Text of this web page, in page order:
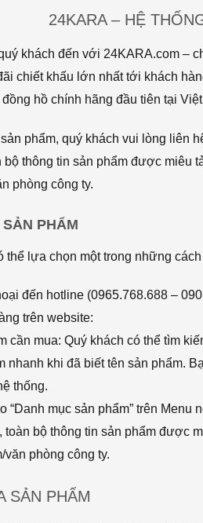
24KARA – HỆ
khách đến với 24KARA.com –
chiết khấu lớn nhất tới khách
hồ chính hãng đầu tiên tại
phẩm, quý khách vui lòng liên
bộ thông tin sản phẩm được miêu
phòng công ty.
PHẨM
thể lựa chọn một trong những
đến hotline (0965.768.688 –
trên website:
cần mua: Quý khách có thể tìm
nhanh khi đã biết tên sản phẩm.
thống.
“Danh mục sản phẩm” trên
toàn bộ thông tin sản phẩm được
văn phòng công ty.
SẢN PHẨM